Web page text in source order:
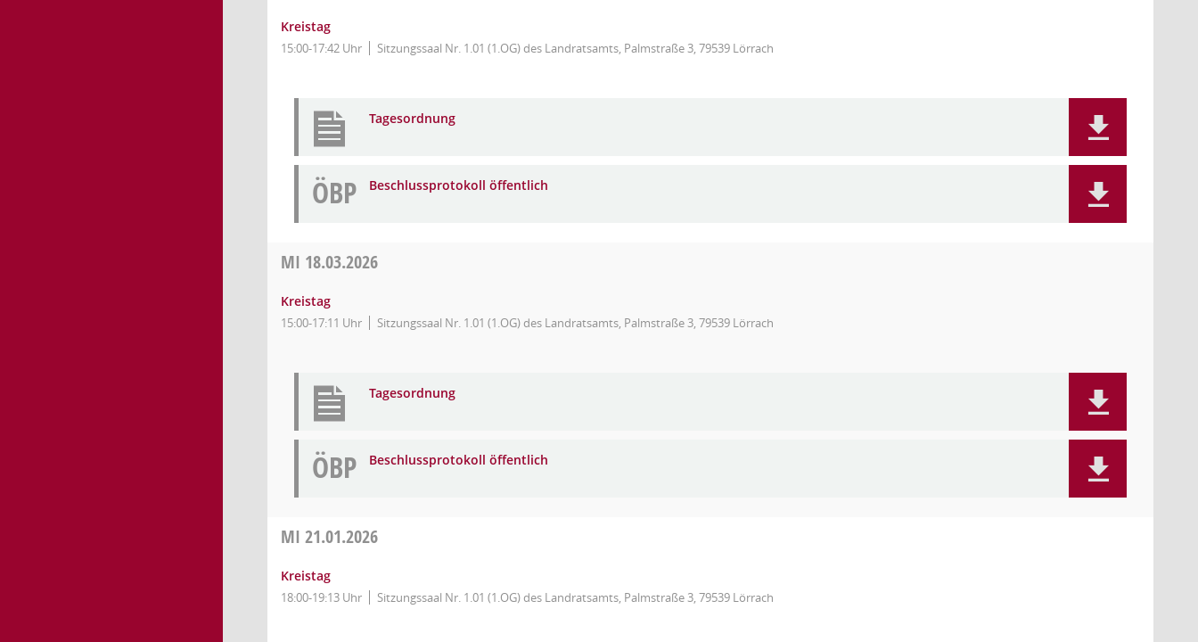
Kreistag
15:00-17:42 Uhr Sitzungssaal Nr. 1.01 (1.OG) des Landratsamts, Palmstraße 3, 79539 Lörrach
Tagesordnung
ÖBP Beschlussprotokoll öffentlich
MI 18.03.2026
Kreistag
15:00-17:11 Uhr Sitzungssaal Nr. 1.01 (1.OG) des Landratsamts, Palmstraße 3, 79539 Lörrach
Tagesordnung
ÖBP Beschlussprotokoll öffentlich
MI 21.01.2026
Kreistag
18:00-19:13 Uhr Sitzungssaal Nr. 1.01 (1.OG) des Landratsamts, Palmstraße 3, 79539 Lörrach